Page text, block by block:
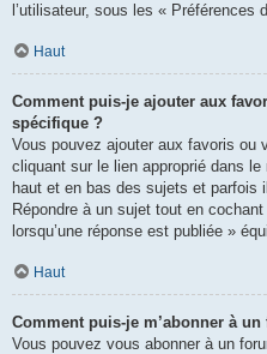
l’utilisateur, sous les « Préférences
Haut
Comment puis-je ajouter aux
spécifique ?
Vous pouvez ajouter aux favoris ou
cliquant sur le lien approprié dans
haut et en bas des sujets et parfois
Répondre à un sujet tout en
lorsqu’une réponse est publiée »
Haut
Comment puis-je m’abonner à
Vous pouvez vous abonner à un